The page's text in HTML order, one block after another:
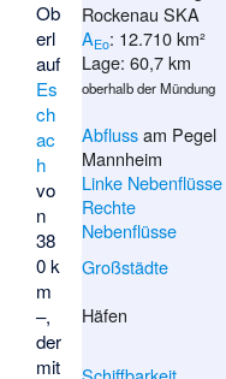
Rockenau SKA
AEo: 12.710 km²
Lage: 60,7 km
oberhalb der Mündung
Abflussam Pegel
Mannheim
Linke Nebenflüsse
Rechte
Nebenflüsse
Großstädte
Häfen
Ob
erl
auf
Es
ch
ac
h
vo
n
38
0 k
m
–,
der
mit